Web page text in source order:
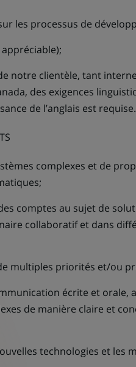
les processus de
notre clientèle, tant
des exigences
de l’anglais est requise.
complexes et de
comptes au sujet de
collaboratif et dans
multiples priorités et/ou
écrite et orale,
de manière claire et
technologies et les